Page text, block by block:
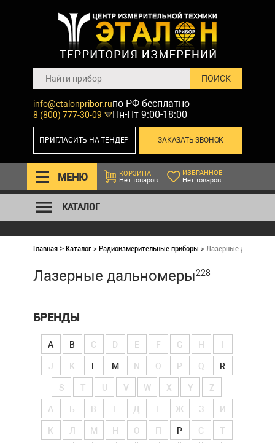
info@etalonpribor.ru
8 (800) 777-30-09
по РФ бесплатно
Пн-Пт 9:00-18:00
ЗАКАЗАТЬ ЗВОНОК
ПРИГЛАСИТЬ НА ТЕНДЕР
МЕНЮ
КОРЗИНА
Нет товаров
ИЗБРАННОЕ
Нет товаров
КАТАЛОГ
Главная >Каталог>Радиоизмерительные приборы >Лазерные
Лазерные дальномеры228
БРЕНДЫ
A B C D E F G H
J K M N O P Q R
S T V W X Y Z
А Б В Г Д Е Ж З И
К Л М Н О П Р С Т